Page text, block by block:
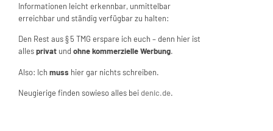
Informationen leicht erkennbar, unmittelbar
erreichbar und ständig verfügbar zu halten:
Den Rest aus § 5 TMG erspare ich euch – denn hier ist
allesprivat und ohne kommerzielle Werbung.
Also: Ich muss hier gar nichts schreiben.
Neugierige finden sowieso alles beidenic.de.